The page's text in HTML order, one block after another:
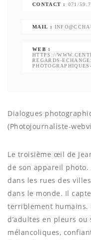
CONTACT : 071/
MAIL :
WEB :
HTTPS://
REGARDS-
Dialogues
(Photojournaliste-
Le troisième œil de
de son appareil
dans les rues des
dans le monde. Il
terriblement humains.
d’adultes en pleurs
mélancoliques,